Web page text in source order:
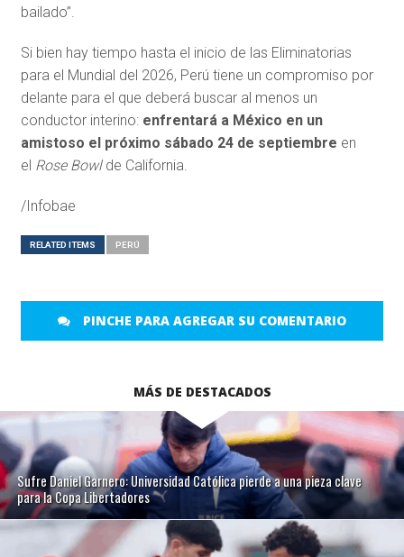
bailado”.
Si bien hay tiempo hasta el inicio de las Eliminatorias
para el Mundial del 2026, Perú tiene un compromiso por
delante para el que deberá buscar al menos un
conductor interino: enfrentará a México en un
amistoso el próximo sábado 24 de septiembre en
el Rose Bowlde California.
/Infobae
RELATED ITEMS PERÚ
PINCHE PARA AGREGAR SU COMENTARIO
MÁS DE DESTACADOS
Sufre Daniel Garnero: Universidad Católica pierde a una pieza clave
para la Copa Libertadores